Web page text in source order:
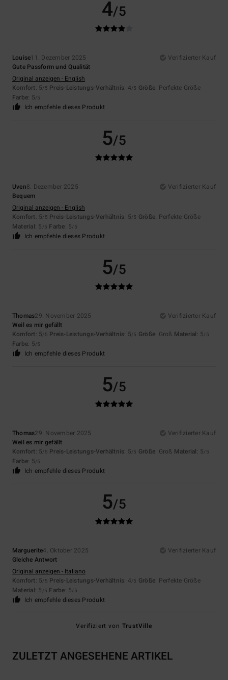
4/5
Louise11. Dezember 2025
Verifizierter Kauf
Gute Passform und Qualität
Original anzeigen - English
Komfort: 5/5 Preis-Leistungs-Verhältnis: 4/5 Größe: Perfekte Größe
Farbe: 5/5
Ich empfehle dieses Produkt
5/5
Uven8. Dezember 2025
Verifizierter Kauf
Bequem
Original anzeigen - English
Komfort: 5/5 Preis-Leistungs-Verhältnis: 5/5 Größe: Perfekte Größe
Material: 5 /5 Farbe: 5/5
Ich empfehle dieses Produkt
5/5
Thomas29. November 2025
Verifizierter Kauf
Weil es mir gefällt
Komfort: 5/5 Preis-Leistungs-Verhältnis: 5/5 Größe: Groß Material: 5/5
Farbe: 5/5
Ich empfehle dieses Produkt
5/5
Thomas29. November 2025
Verifizierter Kauf
Weil es mir gefällt
Komfort: 5/5 Preis-Leistungs-Verhältnis: 5/5 Größe: Groß Material: 5/5
Farbe: 5/5
Ich empfehle dieses Produkt
5/5
Marguerite4. Oktober 2025
Verifizierter Kauf
Gleiche Antwort
Original anzeigen - Italiano
Komfort: 5/5 Preis-Leistungs-Verhältnis: 4/5 Größe: Perfekte Größe
Material: 5 /5 Farbe: 5/5
Ich empfehle dieses Produkt
Verifiziert von TrustVille
ZULETZT ANGESEHENE ARTIKEL